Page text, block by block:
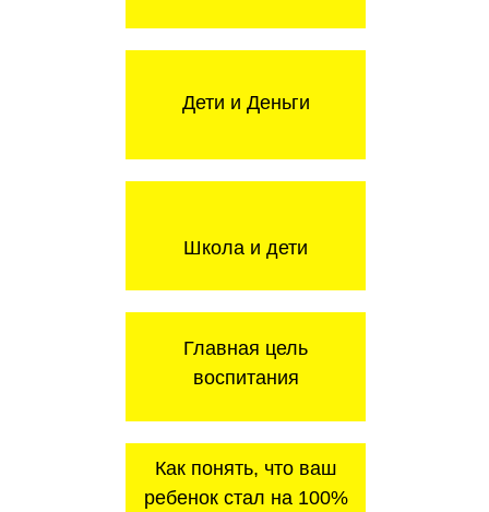
Школа и дети
Главная цель
воспитания
Дети и Деньги
Как понять, что ваш
ребенок стал на 100%